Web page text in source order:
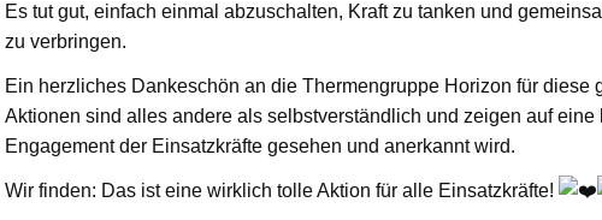
Es tut gut, einfach einmal abzuschalten, Kraft zu tanken und
zu verbringen.
Ein herzliches Dankeschön an die Thermengruppe Horizon für diese
Aktionen sind alles andere als selbstverständlich und zeigen auf eine
Engagement der Einsatzkräfte gesehen und anerkannt wird.
Wir finden: Das ist eine wirklich tolle Aktion für alle Einsatzkräfte!